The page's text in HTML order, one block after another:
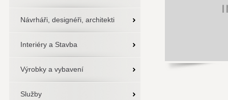
Návrháři, designéři, architekti
Interiéry a Stavba
Výrobky a vybavení
Služby